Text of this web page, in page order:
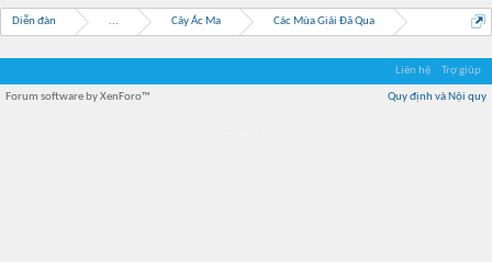
Diễn đàn ... Cây Ác Ma Các Mùa Giải Đã Qua
Liên hệ Trợ giúp
Quy định và Nội quy
Forum software by XenForo™